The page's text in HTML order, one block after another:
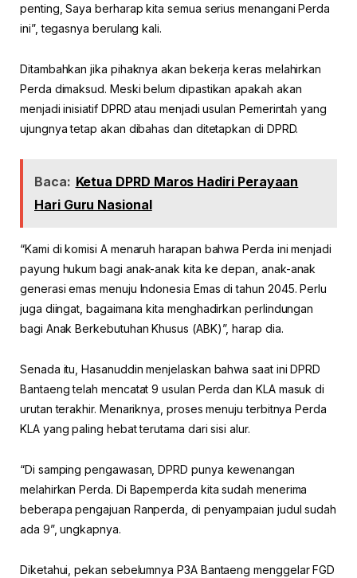
penting, Saya berharap kita semua serius menangani Perda
ini”, tegasnya berulang kali.
Ditambahkan jika pihaknya akan bekerja keras melahirkan
Perda dimaksud. Meski belum dipastikan apakah akan
menjadi inisiatif DPRD atau menjadi usulan Pemerintah yang
ujungnya tetap akan dibahas dan ditetapkan di DPRD.
Baca: Ketua DPRD Maros Hadiri Perayaan
Hari Guru Nasional
“Kami di komisi A menaruh harapan bahwa Perda ini menjadi
payung hukum bagi anak-anak kita ke depan, anak-anak
generasi emas menuju Indonesia Emas di tahun 2045. Perlu
juga diingat, bagaimana kita menghadirkan perlindungan
bagi Anak Berkebutuhan Khusus (ABK)”, harap dia.
Senada itu, Hasanuddin menjelaskan bahwa saat ini DPRD
Bantaeng telah mencatat 9 usulan Perda dan KLA masuk di
urutan terakhir. Menariknya, proses menuju terbitnya Perda
KLA yang paling hebat terutama dari sisi alur.
“Di samping pengawasan, DPRD punya kewenangan
melahirkan Perda. Di Bapemperda kita sudah menerima
beberapa pengajuan Ranperda, di penyampaian judul sudah
ada 9”, ungkapnya.
Diketahui, pekan sebelumnya P3A Bantaeng menggelar FGD